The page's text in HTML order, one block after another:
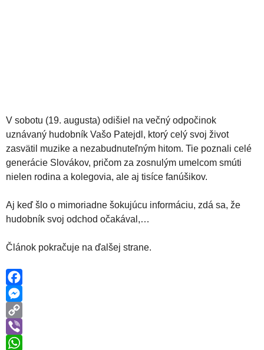
V sobotu (19. augusta) odišiel na večný odpočinok
uznávaný hudobník Vašo Patejdl, ktorý celý svoj život
zasvätil muzike a nezabudnuteľným hitom. Tie poznali celé
generácie Slovákov, pričom za zosnulým umelcom smúti
nielen rodina a kolegovia, ale aj tisíce fanúšikov.
Aj keď šlo o mimoriadne šokujúcu informáciu, zdá sa, že
hudobník svoj odchod očakával,…
Článok pokračuje na ďalšej strane.
F
a
c
e
M
e
s
C
o
V